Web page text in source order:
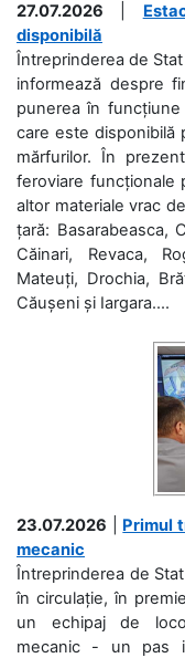
27.07.2026
disponibilă
Întreprinderea de Stat
informează despre
punerea în
care este disponibilă
mărfurilor. În
feroviare funcționale
altor materiale vrac
țară: Basarabeasca,
Căinari, Revaca,
Mateuți, Drochia,
Căușeni și Iargara....
23.07.2026
Primul
mecanic
Întreprinderea de
în circulație, în
un echipaj de
mecanic - un pas